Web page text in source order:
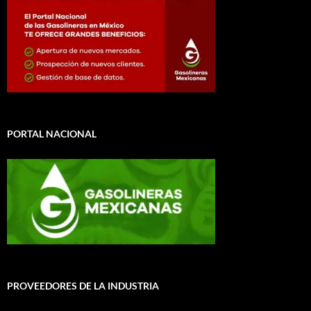
PORTAL NACIONAL
PROVEEDORES DE LA INDUSTRIA